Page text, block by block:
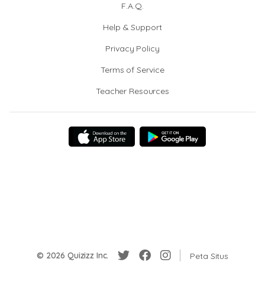
F.A.Q.
Help & Support
Privacy Policy
Terms of Service
Teacher Resources
© 2026 Quizizz Inc. Peta Situs